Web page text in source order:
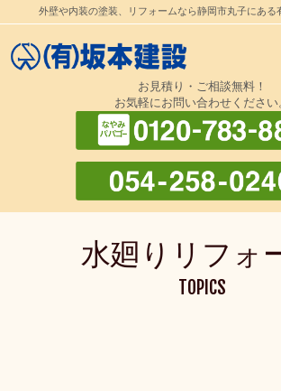
外壁や内装の塗装、リフォームなら静岡市丸子にある
お見積り・ご相談無料！
お気軽にお問い合わせください
水廻りリフォ
TOPICS